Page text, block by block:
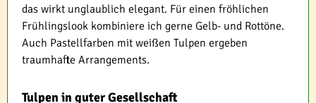
das wirkt unglaublich elegant. Für einen fröhlichen
Frühlingslook kombiniere ich gerne Gelb- und Rottöne.
Auch Pastellfarben mit weißen Tulpen ergeben
traumhafte Arrangements.
Tulpen in guter Gesellschaft